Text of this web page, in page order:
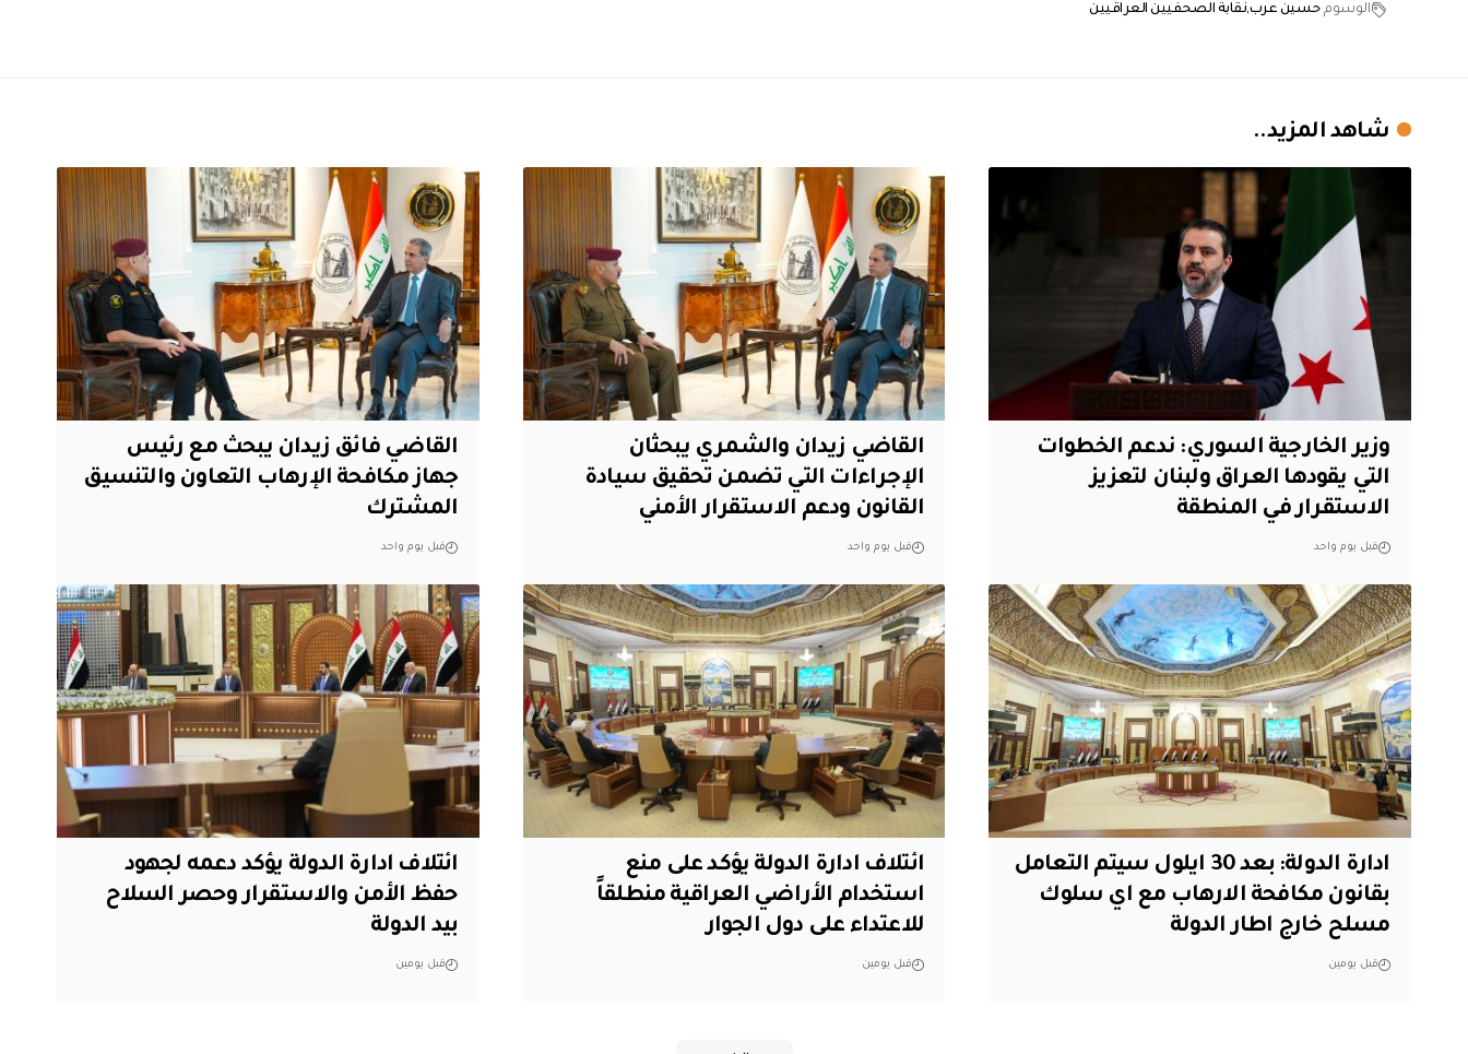
الوسوم حسين عرب نقابة الصحفيين العراقيين
شاهد المزيد..
وزير الخارجية السوري: ندعم الخطوات
التي يقودها العراق ولبنان لتعزيز
الاستقرار في المنطقة
قبل يوم واحد
القاضي زيدان والشمري يبحثان
الإجراءات التي تضمن تحقيق سيادة
القانون ودعم الاستقرار الأمني
قبل يوم واحد
القاضي فائق زيدان يبحث مع رئيس
جهاز مكافحة الإرهاب التعاون والتنسيق
المشترك
قبل يوم واحد
ادارة الدولة: بعد 30 ايلول سيتم التعامل
بقانون مكافحة الارهاب مع اي سلوك
مسلح خارج اطار الدولة
قبل يومين
ائتلاف ادارة الدولة يؤكد على منع
استخدام الأراضي العراقية منطلقاً
للاعتداء على دول الجوار
قبل يومين
ائتلاف ادارة الدولة يؤكد دعمه لجهود
حفظ الأمن والاستقرار وحصر السلاح
بيد الدولة
قبل يومين